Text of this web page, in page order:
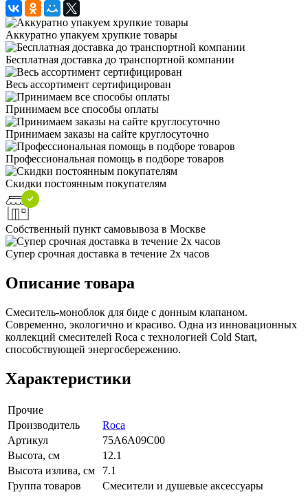
Аккуратно упакуем хрупкие товары
Бесплатная доставка до транспортной компании
Весь ассортимент сертифицирован
Принимаем все способы оплаты
Принимаем заказы на сайте круглосуточно
Профессиональная помощь в подборе товаров
Скидки постоянным покупателям
Собственный пункт самовывоза в Москве
Супер срочная доставка в течение 2х часов
Описание товара
Смеситель-моноблок для биде с донным клапаном.
Современно, экологично и красиво. Одна из инновационных
коллекций смесителей Roca с технологией Cold Start,
способствующей энергосбережению.
Характеристики
Прочие
Производитель
Roca
Артикул
75A6A09C00
Высота, см
12.1
Высота излива, см
7.1
Группа товаров
Смесители и душевые аксессуары